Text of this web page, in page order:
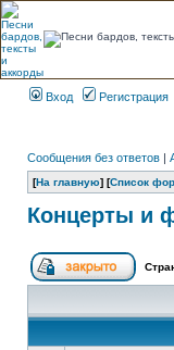
Вход Регистрация
Сообщения без ответов |
[На главную] [Список
Концерты и